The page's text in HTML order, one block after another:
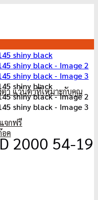
า แว่นตาที่เหมาะกับคุณ
จกฟรี
ค
2000 54-19